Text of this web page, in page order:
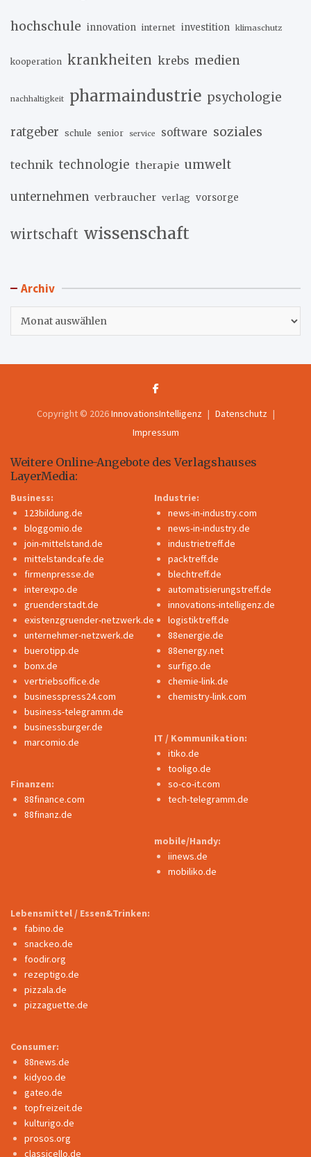
hochschule innovation internet investition klimaschutz
kooperation krankheiten krebs medien
nachhaltigkeit pharmaindustrie psychologie
ratgeber schule senior service software soziales
technik technologie therapie umwelt
unternehmen verbraucher verlag vorsorge
wirtschaft wissenschaft
Archiv
Copyright © 2026InnovationsIntelligenz
Datenschutz
Impressum
Weitere Online-Angebote des Verlagshauses
LayerMedia:
Business:
123bildung.de
bloggomio.de
join-mittelstand.de
mittelstandcafe.de
firmenpresse.de
interexpo.de
gruenderstadt.de
existenzgruender-netzwerk.de
unternehmer-netzwerk.de
buerotipp.de
bonx.de
vertriebsoffice.de
businesspress24.com
business-telegramm.de
businessburger.de
marcomio.de
Finanzen:
88finance.com
88finanz.de
Industrie:
news-in-industry.com
news-in-industry.de
industrietreff.de
packtreff.de
blechtreff.de
automatisierungstreff.de
innovations-intelligenz.de
logistiktreff.de
88energie.de
88energy.net
surfigo.de
chemie-link.de
chemistry-link.com
IT / Kommunikation:
itiko.de
tooligo.de
so-co-it.com
tech-telegramm.de
mobile/Handy:
iinews.de
mobiliko.de
Lebensmittel / Essen&Trinken:
fabino.de
snackeo.de
foodir.org
rezeptigo.de
pizzala.de
pizzaguette.de
Consumer:
88news.de
kidyoo.de
gateo.de
topfreizeit.de
kulturigo.de
prosos.org
classicello.de